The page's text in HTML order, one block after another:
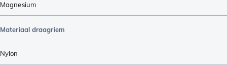
Magnesium
Materiaal draagriem
Nylon